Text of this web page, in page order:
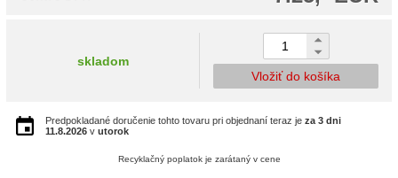
skladom
Vložiť do košíka
Predpokladané doručenie tohto tovaru pri objednaní teraz je za 3 dni
11.8.2026 v utorok
Recyklačný poplatok je zarátaný v cene